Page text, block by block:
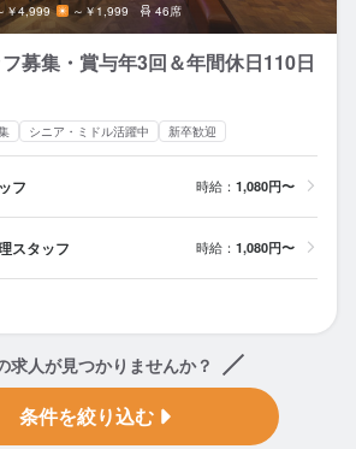
￥4,999 ～￥1,999 46席
募集・賞与年3回＆年間休日110日
シニア・ミドル活躍中 新卒歓迎
フ 時給： 1,080円〜
スタッフ 時給： 1,080円〜
求人が見つかりませんか？
条件を絞り込む